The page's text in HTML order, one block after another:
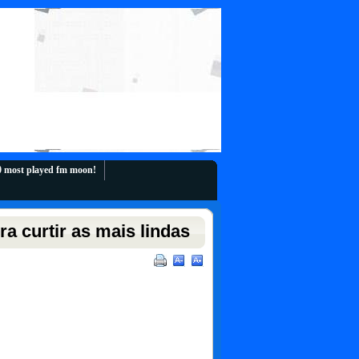
most played fm moon!
curtir as mais lindas